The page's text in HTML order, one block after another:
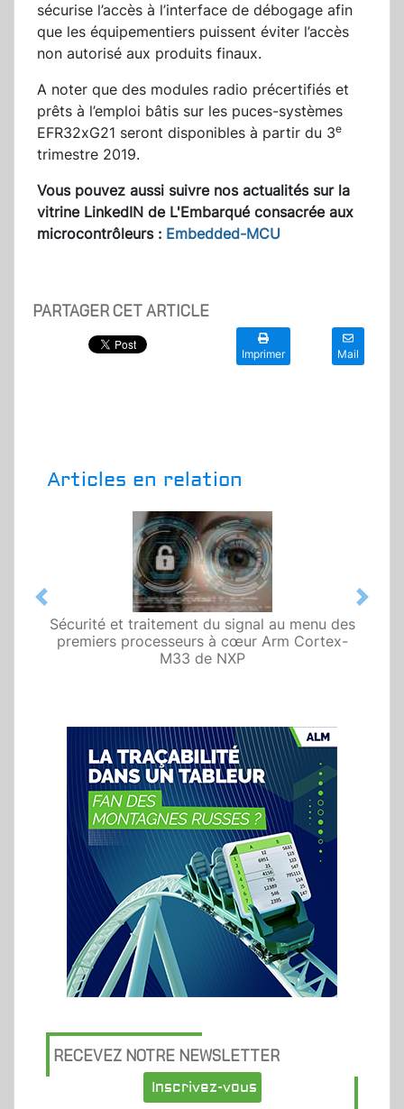
sécurise l’accès à l’interface de débogage afin
que les équipementiers puissent éviter l’accès
non autorisé aux produits finaux.
A noter que des modules radio précertifiés et
prêts à l’emploi bâtis sur les puces-systèmes
EFR32xG21 seront disponibles à partir du 3e
trimestre 2019.
Vous pouvez aussi suivre nos actualités sur la
vitrine LinkedIN de L'Embarqué consacrée aux
microcontrôleurs : Embedded-MCU
PARTAGER CET ARTICLE
Imprimer Mail
Articles en relation
Sécurité et traitement du signal au menu des
premiers processeurs à cœur Arm Cortex-
M33 de NXP
Previous Next
RECEVEZ NOTRE NEWSLETTER
Inscrivez-vous